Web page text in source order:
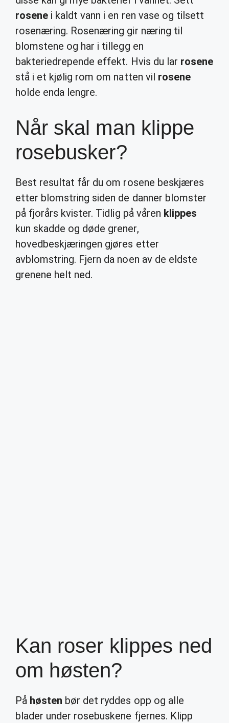
rosene i kaldt vann i en ren vase og tilsett
rosenæring. Rosenæring gir næring til
blomstene og har i tillegg en
bakteriedrepende effekt. Hvis du lar rosene
stå i et kjølig rom om natten vil rosene
holde enda lengre.
Når skal man klippe
rosebusker?
Best resultat får du om rosene beskjæres
etter blomstring siden de danner blomster
på fjorårs kvister. Tidlig på våren klippes
kun skadde og døde grener,
hovedbeskjæringen gjøres etter
avblomstring. Fjern da noen av de eldste
grenene helt ned.
Kan roser klippes ned
om høsten?
På høsten bør det ryddes opp og alle
blader under rosebuskene fjernes. Klipp